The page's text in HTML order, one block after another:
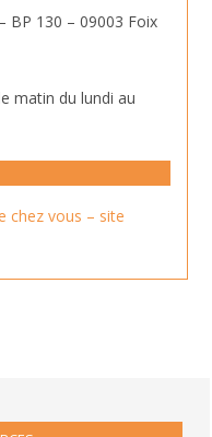
BP 130 – 09003 Foix
matin du lundi au
chez vous – site